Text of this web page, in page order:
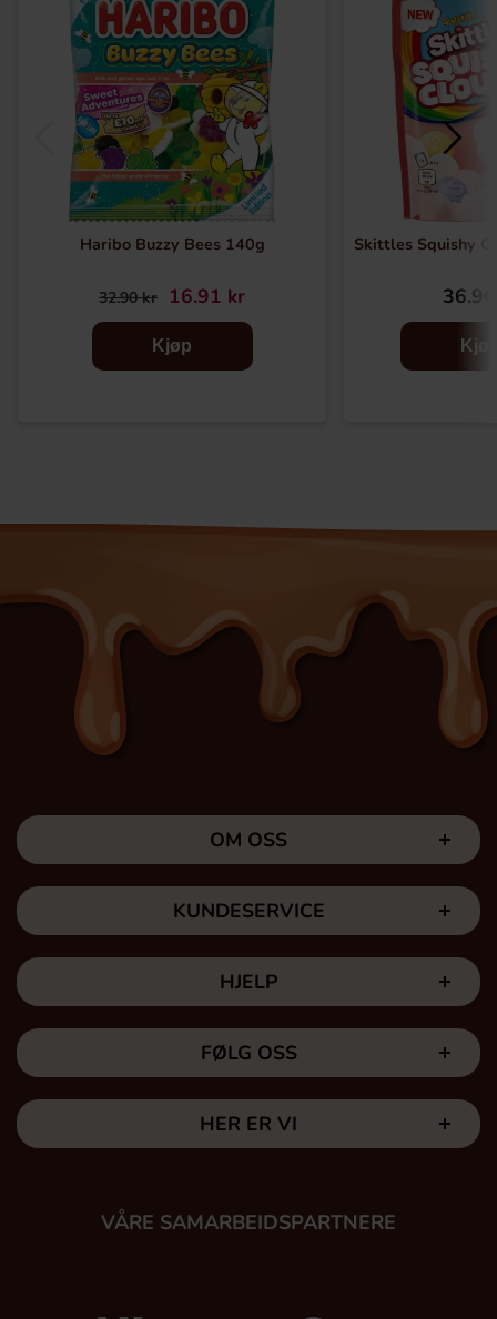
Haribo Buzzy Bees 140g
32.90 kr 16.91 kr
Kjøp
Skittles Squishy
OM OSS
KUNDESERVICE
HJELP
FØLG OSS
HER ER VI
VÅRE SAMARBEIDSPARTNERE